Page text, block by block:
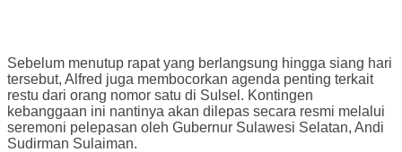
Sebelum menutup rapat yang berlangsung hingga siang hari
tersebut, Alfred juga membocorkan agenda penting terkait
restu dari orang nomor satu di Sulsel. Kontingen
kebanggaan ini nantinya akan dilepas secara resmi melalui
seremoni pelepasan oleh Gubernur Sulawesi Selatan, Andi
Sudirman Sulaiman.